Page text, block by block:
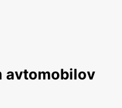
avtomobilov